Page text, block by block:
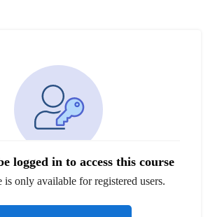
logged in to access this course
is only available for registered users.